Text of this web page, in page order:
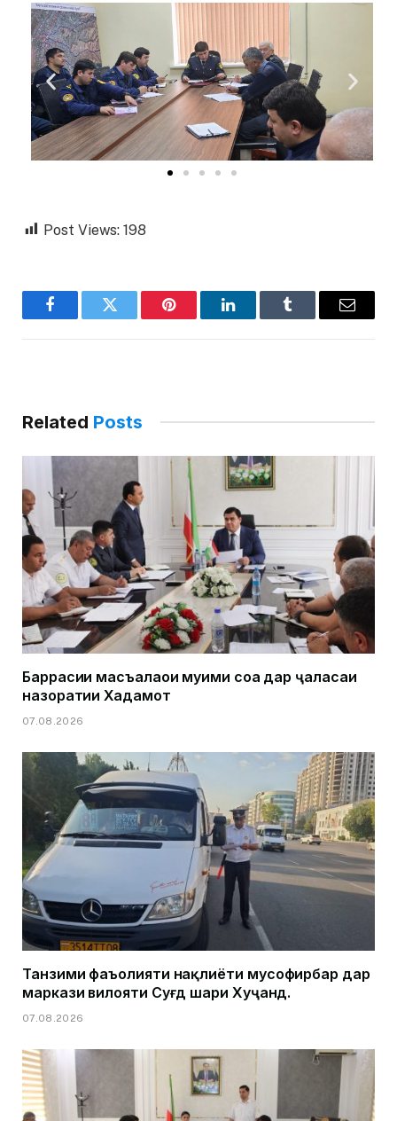
Post Views: 198
FacebookTwitter Pinterest LinkedInTumblr Email
Related Posts
Баррасии масъалаҳои муҳими соҳа дар ҷаласаи
назоратии Хадамот
07.08.2026
Танзими фаъолияти нақлиёти мусофирбар дар
маркази вилояти Суғд шаҳри Хуҷанд.
07.08.2026